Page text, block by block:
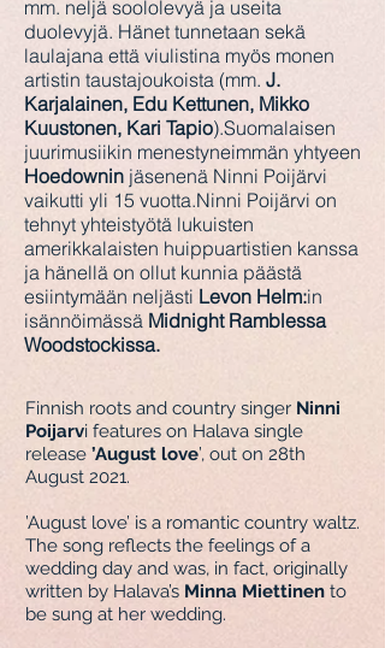
mm. neljä soololevyä ja useita
duolevyjä. Hänet tunnetaan sekä
laulajana että viulistina myös monen
artistin taustajoukoista (mm. J.
Karjalainen, Edu Kettunen, Mikko
Kuustonen, Kari Tapio).Suomalaisen
juurimusiikin menestyneimmän yhtyeen
Hoedownin jäsenenä Ninni Poijärvi
vaikutti yli 15 vuotta.Ninni Poijärvi on
tehnyt yhteistyötä lukuisten
amerikkalaisten huippuartistien kanssa
ja hänellä on ollut kunnia päästä
esiintymään neljästi Levon Helm:in
isännöimässä Midnight Ramblessa
Woodstockissa.
Finnish roots and country singer Ninni
Poijarvi features on Halava single
release ’August love’, out on 28th
August 2021.
’August love’ is a romantic country waltz.
The song reflects the feelings of a
wedding day and was, in fact, originally
written by Halava’s Minna Miettinen to
be sung at her wedding.